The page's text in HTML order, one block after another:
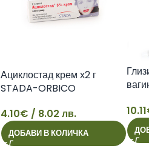
Ациклостад крем х2 г
STADA-ORBICO
4.10€ / 8.02 лв.
ДОБАВИ В КОЛИЧКА
10.11